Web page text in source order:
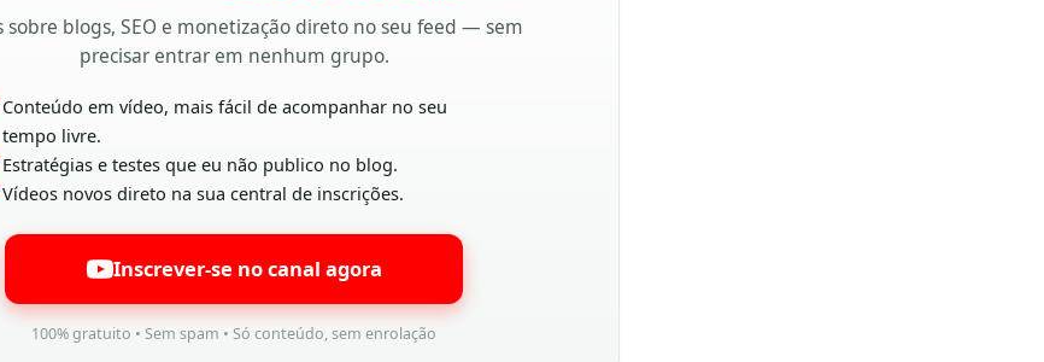
sobre blogs, SEO e monetização direto no seu feed — sem
precisar entrar em nenhum grupo.
Conteúdo em vídeo, mais fácil de acompanhar no seu
tempo livre.
Estratégias e testes que eu não publico no blog.
Vídeos novos direto na sua central de inscrições.
Inscrever-se no canal agora
100% gratuito • Sem spam • Só conteúdo, sem enrolação